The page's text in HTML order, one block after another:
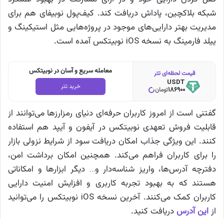
شبکه بلاکچین، پاداش دریافت کند. کیف‌پول نوبیفای هم برای
مدیریت بهتر دارایی‌های موجود در پروژه‌هایی مثل استیکینگ و
ییلد فارمینگ به نسخه iOS نوبیتکس آمده است.
معامله سریع و آسان در نوبیتکس
خرید تتر
قیمت لحظه‌ای تتر
USDT
186900تومان
گفتنی است از امروز کاربران حرفه‌ای‌ دنیای رمزارزها می‌توانند از
قابلیت فروش تعهدی نوبیتکس در آیفون و آیپد هم استفاده
کنند. این ویژگی جذاب امکان دریافت سود از شرایط نزولی بازار
را برای کاربران فراهم می‌کند. همچنین امکان برداشت امن،
دفترچه آدرس‌ها، واریز شناسه‌دار و… دیگر ابزارها و امکاناتی
هستند که به بهبود تجربه کاربری و افزایش امنیت دارایی
کاربران کمک می‌کنند. آخرین نسخه iOS نوبیتکس را می‌توانید
ازاین آدرسدریافت کنید.